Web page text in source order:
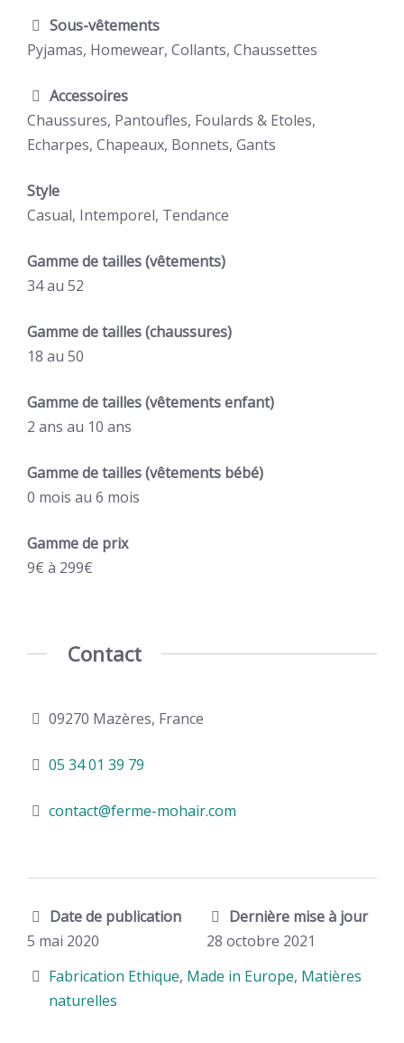
Sous-vêtements
Pyjamas, Homewear, Collants, Chaussettes
Accessoires
Chaussures, Pantoufles, Foulards & Etoles,
Echarpes, Chapeaux, Bonnets, Gants
Style
Casual, Intemporel, Tendance
Gamme de tailles (vêtements)
34au 52
Gamme de tailles (chaussures)
18 au 50
Gamme de tailles (vêtements enfant)
2 ans au 10 ans
Gamme de tailles (vêtements bébé)
0 mois au 6 mois
Gamme de prix
9€ à 299€
Contact
09270 Mazères, France
05 34 01 39 79
contact@ferme-mohair.com
Date de publication
5 mai 2020
Dernière mise à jour
28 octobre 2021
Fabrication Ethique, Made in Europe, Matières
naturelles